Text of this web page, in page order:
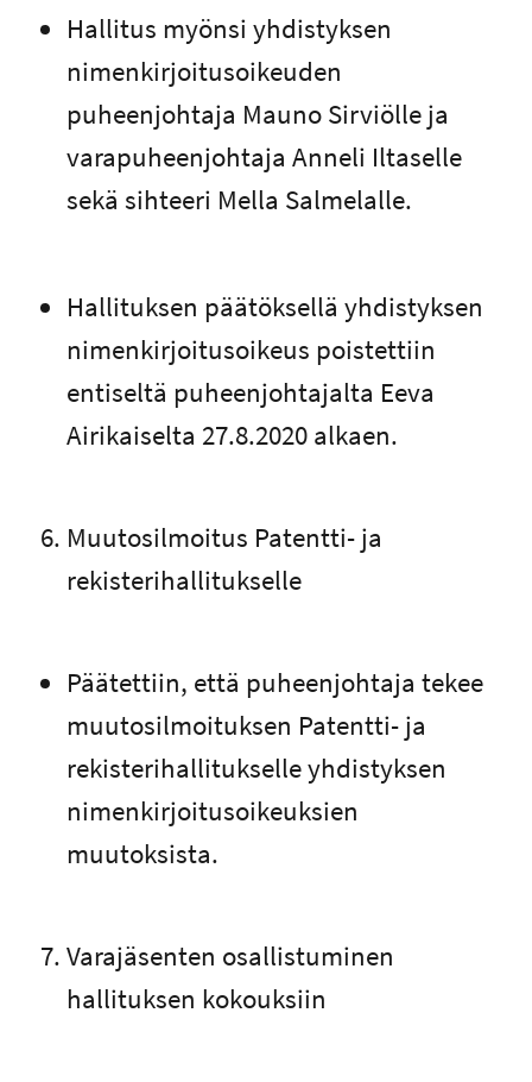
Hallitus myönsi yhdistyksen
nimenkirjoitusoikeuden
puheenjohtaja Mauno Sirviölle ja
varapuheenjohtaja Anneli Iltaselle
sekä sihteeri Mella Salmelalle.
Hallituksen päätöksellä yhdistyksen
nimenkirjoitusoikeus poistettiin
entiseltä puheenjohtajalta Eeva
Airikaiselta 27.8.2020 alkaen.
Muutosilmoitus Patentti- ja
rekisterihallitukselle
Päätettiin, että puheenjohtaja tekee
muutosilmoituksen Patentti- ja
rekisterihallitukselle yhdistyksen
nimenkirjoitusoikeuksien
muutoksista.
Varajäsenten osallistuminen
hallituksen kokouksiin